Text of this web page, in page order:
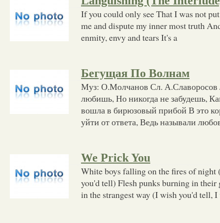
If you could only see That I was not
me and dispute my inner most truth
enmity, envy and tears It's a
Бегущая По Волнам
Муз: О.Молчанов Сл.
любишь, Но никогда не забудешь,
вошла в бирюзовый прибой В это
уйти от ответа, Ведь называли
We Prick You
White boys falling on the fires of
you'd tell) Flesh punks burning in their
in the strangest way (I wish you'd tell,